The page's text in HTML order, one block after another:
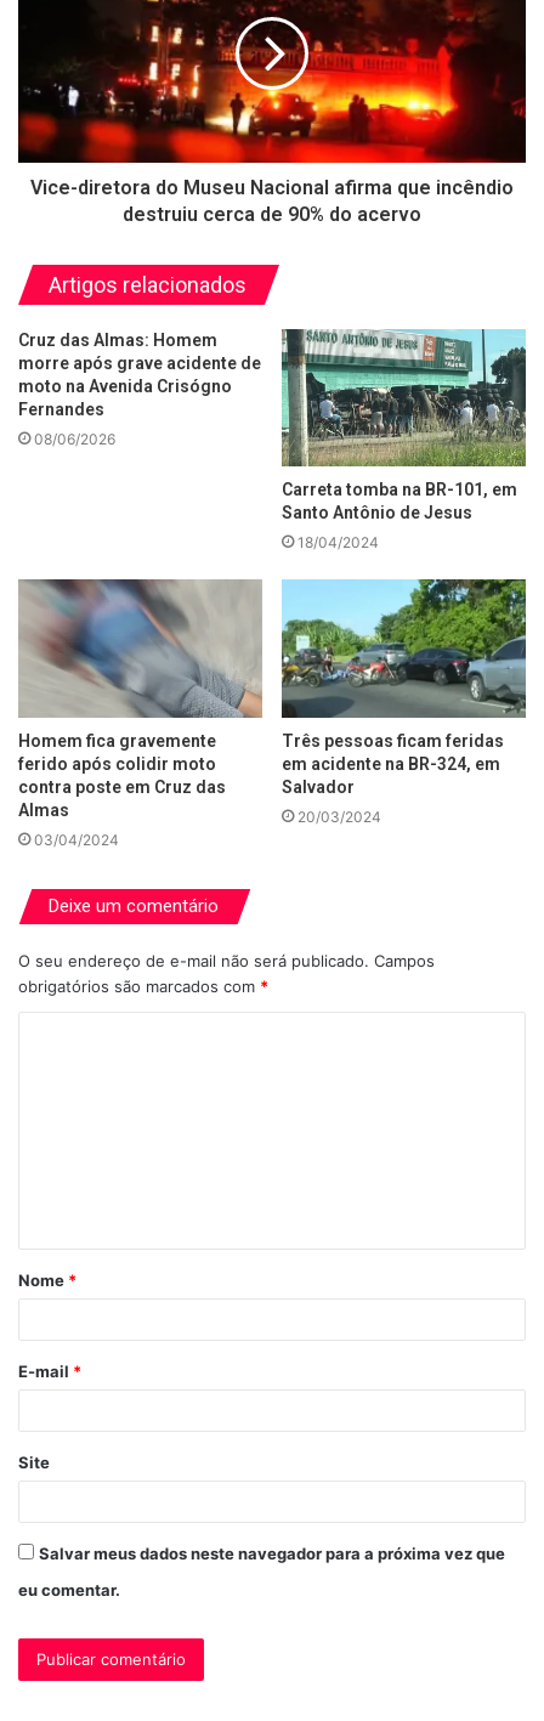
Vice-diretora do Museu Nacional afirma que incêndio
destruiu cerca de 90% do acervo
Artigos relacionados
Cruz das Almas: Homem
morre após grave acidente de
moto na Avenida Crisógno
Fernandes
08/06/2026
Carreta tomba na BR-101, em
Santo Antônio de Jesus
18/04/2024
Homem fica gravemente
ferido após colidir moto
contra poste em Cruz das
Almas
03/04/2024
Três pessoas ficam feridas
em acidente na BR-324, em
Salvador
20/03/2024
Deixe um comentário
O seu endereço de e-mail não será publicado. Campos
obrigatórios são marcados com *
á
r
*
Nome *
E-mail *
Site
Salvar meus dados neste navegador para a próxima vez que
eu comentar.